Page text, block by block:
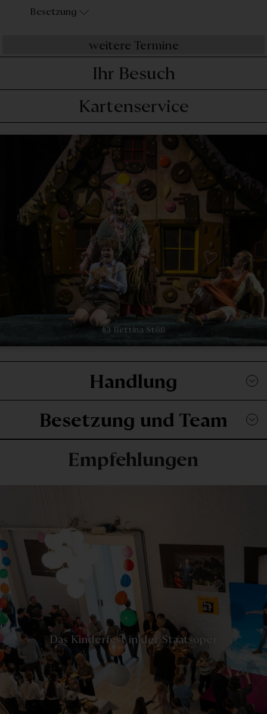
Besetzung
weitere Termine
Ihr Besuch
Kartenservice
© Bettina Stöß
Handlung
Besetzung und Team
Empfehlungen
Das Kinderfest in der Staatsoper